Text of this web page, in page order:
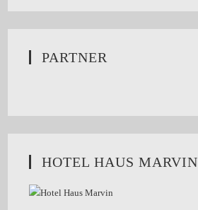
PARTNER
HOTEL HAUS MARVIN